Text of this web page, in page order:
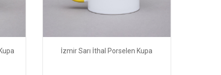
İzmir Sarı İthal Porselen Kupa